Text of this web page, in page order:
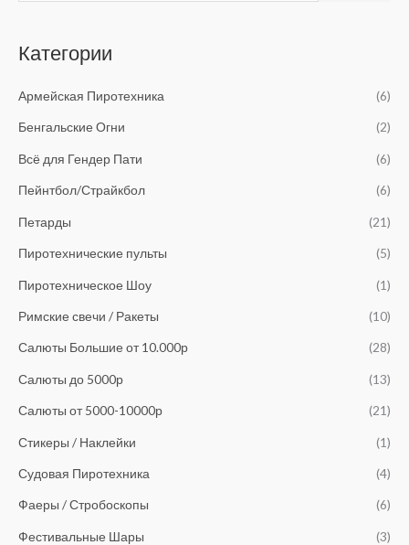
а
ь
:
Категории
Армейская Пиротехника (6)
Бенгальские Огни (2)
Всё для Гендер Пати (6)
Пейнтбол/Страйкбол (6)
Петарды (21)
Пиротехнические пульты (5)
Пиротехническое Шоу (1)
Римские свечи / Ракеты (10)
Салюты Большие от 10.000р (28)
Салюты до 5000р (13)
Салюты от 5000-10000р (21)
Стикеры / Наклейки (1)
Судовая Пиротехника (4)
Фаеры / Стробоскопы (6)
Фестивальные Шары (3)